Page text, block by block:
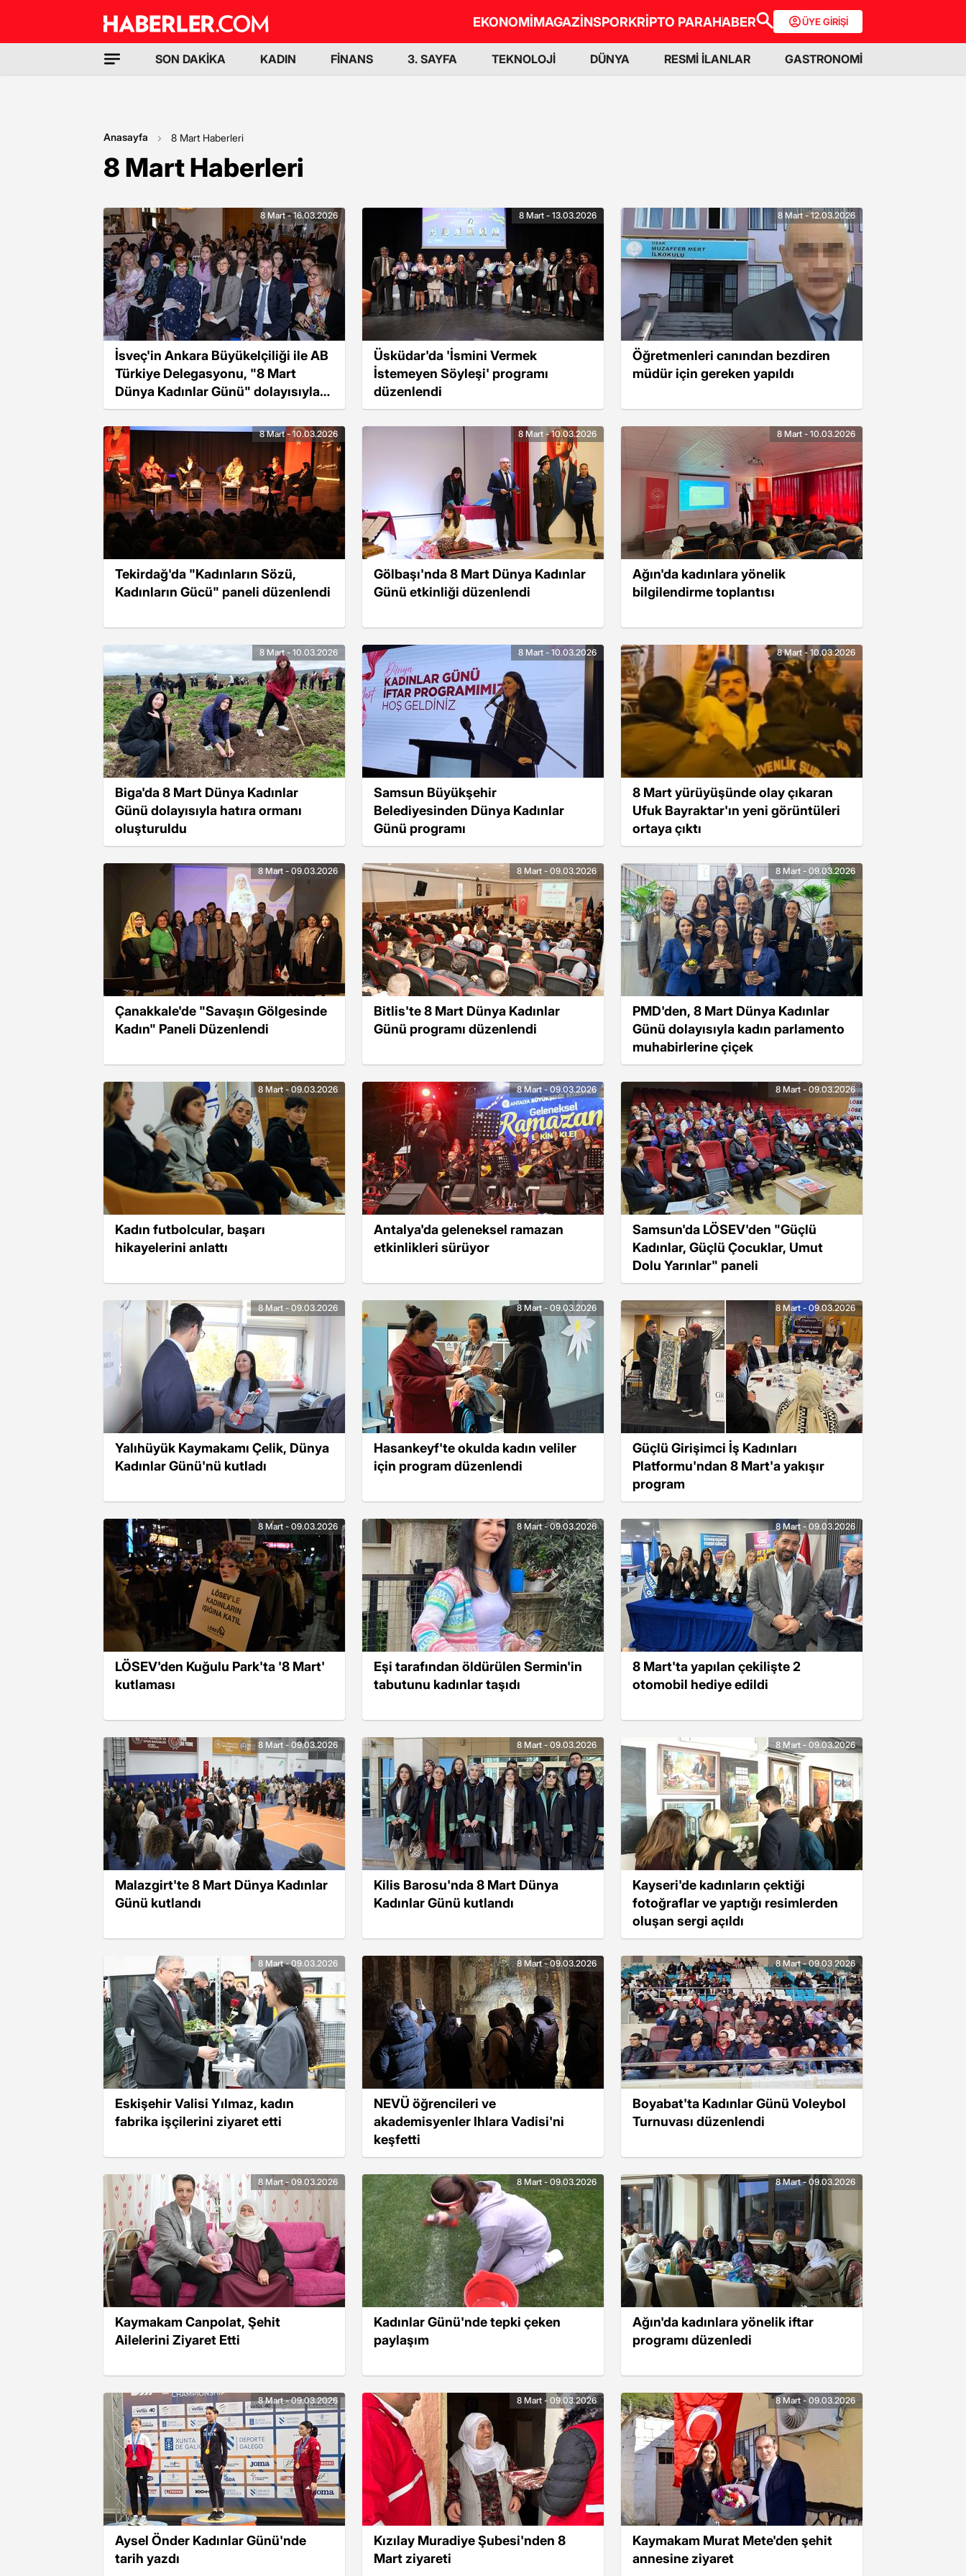
EKONOMİMAGAZİNSPORKRİPTO PARAHABER ÜYE GİRİŞİ
SON DAKİKA KADIN FİNANS 3. SAYFA TEKNOLOJİ DÜNYA RESMİ İLANLAR GASTRONOMİ
Anasayfa 8 Mart Haberleri
8 Mart Haberleri
İsveç'in Ankara Büyükelçiliği ile AB
Türkiye Delegasyonu, "8 Mart
Dünya Kadınlar Günü" dolayısıyla
panel düzenledi
8 Mart - 16.03.2026
Üsküdar'da 'İsmini Vermek
İstemeyen Söyleşi' programı
düzenlendi
8 Mart - 13.03.2026
Öğretmenleri canından bezdiren
müdür için gereken yapıldı
8 Mart - 12.03.2026
Tekirdağ'da "Kadınların Sözü,
Kadınların Gücü" paneli düzenlendi
8 Mart - 10.03.2026
Gölbaşı'nda 8 Mart Dünya Kadınlar
Günü etkinliği düzenlendi
8 Mart - 10.03.2026
Ağın'da kadınlara yönelik
bilgilendirme toplantısı
8 Mart - 10.03.2026
Biga'da 8 Mart Dünya Kadınlar
Günü dolayısıyla hatıra ormanı
oluşturuldu
8 Mart - 10.03.2026
Samsun Büyükşehir
Belediyesinden Dünya Kadınlar
Günü programı
8 Mart - 10.03.2026
8 Mart yürüyüşünde olay çıkaran
Ufuk Bayraktar'ın yeni görüntüleri
ortaya çıktı
8 Mart - 10.03.2026
Çanakkale'de "Savaşın Gölgesinde
Kadın" Paneli Düzenlendi
8 Mart - 09.03.2026
Bitlis'te 8 Mart Dünya Kadınlar
Günü programı düzenlendi
8 Mart - 09.03.2026
PMD'den, 8 Mart Dünya Kadınlar
Günü dolayısıyla kadın parlamento
muhabirlerine çiçek
8 Mart - 09.03.2026
Kadın futbolcular, başarı
hikayelerini anlattı
8 Mart - 09.03.2026
Antalya'da geleneksel ramazan
etkinlikleri sürüyor
8 Mart - 09.03.2026
Samsun'da LÖSEV'den "Güçlü
Kadınlar, Güçlü Çocuklar, Umut
Dolu Yarınlar" paneli
8 Mart - 09.03.2026
Yalıhüyük Kaymakamı Çelik, Dünya
Kadınlar Günü'nü kutladı
8 Mart - 09.03.2026
Hasankeyf'te okulda kadın veliler
için program düzenlendi
8 Mart - 09.03.2026
Güçlü Girişimci İş Kadınları
Platformu'ndan 8 Mart'a yakışır
program
8 Mart - 09.03.2026
LÖSEV'den Kuğulu Park'ta '8 Mart'
kutlaması
8 Mart - 09.03.2026
Eşi tarafından öldürülen Sermin'in
tabutunu kadınlar taşıdı
8 Mart - 09.03.2026
8 Mart'ta yapılan çekilişte 2
otomobil hediye edildi
8 Mart - 09.03.2026
Malazgirt'te 8 Mart Dünya Kadınlar
Günü kutlandı
8 Mart - 09.03.2026
Kilis Barosu'nda 8 Mart Dünya
Kadınlar Günü kutlandı
8 Mart - 09.03.2026
Kayseri'de kadınların çektiği
fotoğraflar ve yaptığı resimlerden
oluşan sergi açıldı
8 Mart - 09.03.2026
Eskişehir Valisi Yılmaz, kadın
fabrika işçilerini ziyaret etti
8 Mart - 09.03.2026
NEVÜ öğrencileri ve
akademisyenler Ihlara Vadisi'ni
keşfetti
8 Mart - 09.03.2026
Boyabat'ta Kadınlar Günü Voleybol
Turnuvası düzenlendi
8 Mart - 09.03.2026
Kaymakam Canpolat, Şehit
Ailelerini Ziyaret Etti
8 Mart - 09.03.2026
Kadınlar Günü'nde tepki çeken
paylaşım
8 Mart - 09.03.2026
Ağın'da kadınlara yönelik iftar
programı düzenledi
8 Mart - 09.03.2026
Aysel Önder Kadınlar Günü'nde
tarih yazdı
8 Mart - 09.03.2026
Kızılay Muradiye Şubesi'nden 8
Mart ziyareti
8 Mart - 09.03.2026
Kaymakam Murat Mete'den şehit
annesine ziyaret
8 Mart - 09.03.2026